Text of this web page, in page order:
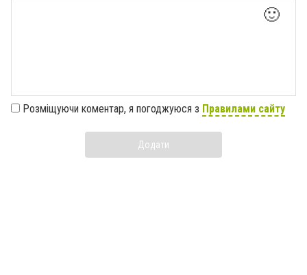
🙂
Розміщуючи коментар, я погоджуюся з Правилами сайту
Додати